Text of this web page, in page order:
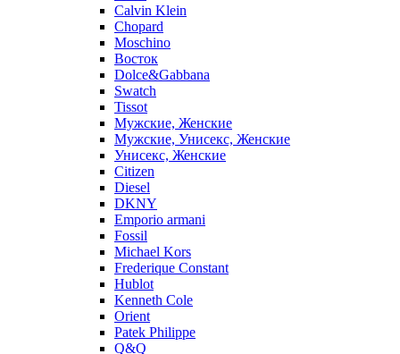
Calvin Klein
Chopard
Moschino
Восток
Dolce&Gabbana
Swatch
Tissot
Мужские, Женские
Мужские, Унисекс, Женские
Унисекс, Женские
Citizen
Diesel
DKNY
Emporio armani
Fossil
Michael Kors
Frederique Constant
Hublot
Kenneth Cole
Orient
Patek Philippe
Q&Q